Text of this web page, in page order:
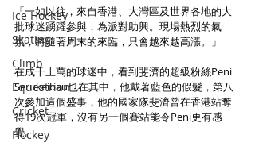
Ice Hockey
Skating
Climb
Equestrian
Cricket
Hockey
「一如以往，來自香港、大灣區及世界各地的大
批球迷踴躍參與，為派對助興。現場熱烈的氣
氛，將隨著周末的來臨，只會越來越高漲。」
在成千上萬的球迷中，看到斐濟的超級粉絲Peni
Serukeibau也在其中，他戴著藍色的假髮，第八
次參加這個盛事，他的國家隊斐濟曾在香港站奪
得19次冠軍，沒有另一個賽站能令Peni更有感
覺。